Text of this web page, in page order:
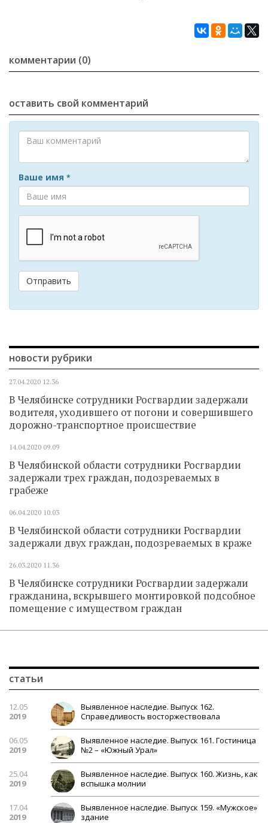
комментарии (0)
оставить свой комментарий
Ваше имя *
Отправить
новости рубрики
27.04.2020 12.36
В Челябинске сотрудники Росгвардии задержали
водителя, уходившего от погони и совершившего
дорожно-транспортное происшествие
14.04.2020 09.09
В Челябинской области сотрудники Росгвардии
задержали трех граждан, подозреваемых в
грабеже
06.04.2020 10.03
В Челябинской области сотрудники Росгвардии
задержали двух граждан, подозреваемых в краже
26.03.2020 11.36
В Челябинске сотрудники Росгвардии задержали
гражданина, вскрывшего монтировкой подсобное
помещение с имуществом граждан
статьи
12.05
2019
Выявленное наследие. Выпуск 162.
Справедливость восторжествовала
06.05
2019
Выявленное наследие. Выпуск 161. Гостиница
№2 – «Южный Урал»
25.04
2019
Выявленное наследие. Выпуск 160. Жизнь, как
вспышка молнии
17.04
2019
Выявленное наследие. Выпуск 159. «Мужское»
здание